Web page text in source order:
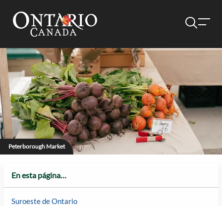
Peterborough Market
En esta página…
Suroeste de Ontario